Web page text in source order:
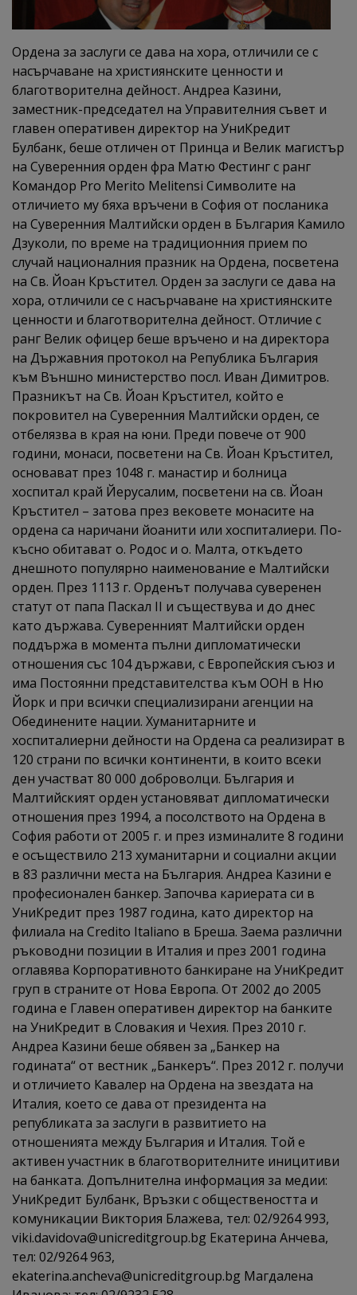
Ордена за заслуги се дава на хора, отличили се с
насърчаване на християнските ценности и
благотворителна дейност. Андреа Казини,
заместник-председател на Управителния съвет и
главен оперативен директор на УниКредит
Булбанк, беше отличен от Принца и Велик магистър
на Суверенния орден фра Матю Фестинг с ранг
Командор Pro Merito Melitensi Символите на
отличието му бяха връчени в София от посланика
на Суверенния Малтийски орден в България Камило
Дзуколи, по време на традиционния прием по
случай националния празник на Ордена, посветена
на Св. Йоан Кръстител. Орден за заслуги се дава на
хора, отличили се с насърчаване на християнските
ценности и благотворителна дейност. Отличие с
ранг Велик офицер беше връчено и на директора
на Държавния протокол на Република България
към Външно министерство посл. Иван Димитров.
Празникът на Св. Йоан Кръстител, който е
покровител на Суверенния Малтийски орден, се
отбелязва в края на юни. Преди повече от 900
години, монаси, посветени на Св. Йоан Кръстител,
основават през 1048 г. манастир и болница
хоспитал край Йерусалим, посветени на св. Йоан
Кръстител – затова през вековете монасите на
ордена са наричани йоанити или хоспиталиери. По-
късно обитават о. Родос и о. Малта, откъдето
днешното популярно наименование е Малтийски
орден. През 1113 г. Орденът получава суверенен
статут от папа Паскал II и съществува и до днес
като държава. Суверенният Малтийски орден
поддържа в момента пълни дипломатически
отношения със 104 държави, с Европейския съюз и
има Постоянни представителства към ООН в Ню
Йорк и при всички специализирани агенции на
Обединените нации. Хуманитарните и
хоспиталиерни дейности на Ордена са реализират в
120 страни по всички континенти, в които всеки
ден участват 80 000 доброволци. България и
Малтийският орден установяват дипломатически
отношения през 1994, а посолството на Ордена в
София работи от 2005 г. и през изминалите 8 години
е осъществило 213 хуманитарни и социални акции
в 83 различни места на България. Андреа Казини е
професионален банкер. Започва кариерата си в
УниКредит през 1987 година, като директор на
филиала на Credito Italiano в Бреша. Заема различни
ръководни позиции в Италия и през 2001 година
оглавява Корпоративното банкиране на УниКредит
груп в страните от Нова Европа. От 2002 до 2005
година е Главен оперативен директор на банките
на УниКредит в Словакия и Чехия. През 2010 г.
Андреа Казини беше обявен за „Банкер на
годината“ от вестник „Банкеръ“. През 2012 г. получи
и отличието Кавалер на Ордена на звездата на
Италия, което се дава от президента на
републиката за заслуги в развитието на
отношенията между България и Италия. Той е
активен участник в благотворителните иницитиви
на банката. Допълнителна информация за медии:
УниКредит Булбанк, Връзки с обществеността и
комуникации Виктория Блажева, тел: 02/9264 993,
viki.davidova@unicreditgroup.bg Екатерина Анчева,
тел: 02/9264 963,
ekaterina.ancheva@unicreditgroup.bg Магдалена